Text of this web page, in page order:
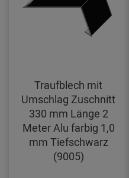
Traufblech mit
Umschlag Zuschnitt
330 mm Länge 2
Meter Alu farbig 1,0
mm Tiefschwarz
(9005)